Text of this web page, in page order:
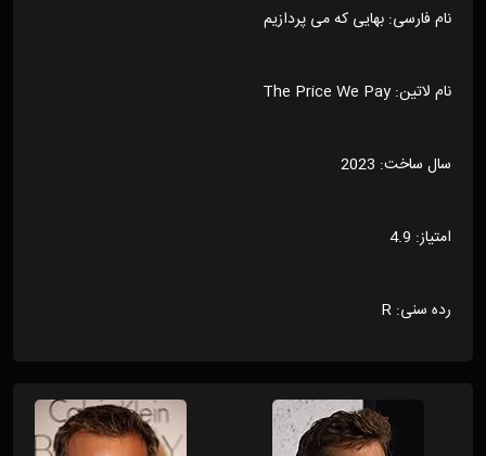
نام فارسی: بهایی که می پردازیم
نام لاتین: The Price We Pay
سال ساخت: 2023
امتیاز: 4.9
رده سنی: R